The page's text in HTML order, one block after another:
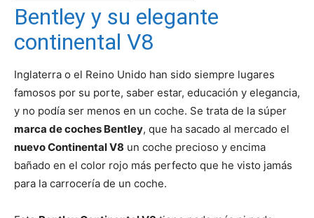
Curiosas
del
Mundo
Bentley y su elegante
continental V8
Inglaterra o el Reino Unido han sido siempre lugares
famosos por su porte, saber estar, educación y elegancia,
y no podía ser menos en un coche. Se trata de la súper
marca de coches Bentley, que ha sacado al mercado el
nuevo Continental V8 un coche precioso y encima
bañado en el color rojo más perfecto que he visto jamás
para la carrocería de un coche.